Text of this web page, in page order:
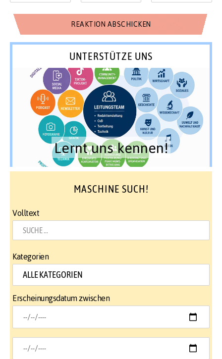
UNTERSTÜTZE UNS
Lernt uns kennen!
MASCHINE SUCH!
Volltext
Kategorien
Erscheinungsdatum zwischen